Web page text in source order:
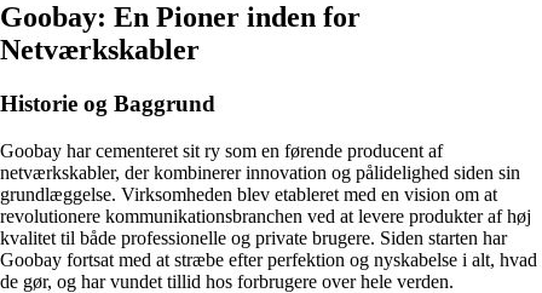
Goobay: En Pioner inden for
Netværkskabler
Historie og Baggrund
Goobay har cementeret sit ry som en førende producent af
netværkskabler, der kombinerer innovation og pålidelighed siden sin
grundlæggelse. Virksomheden blev etableret med en vision om at
revolutionere kommunikationsbranchen ved at levere produkter af høj
kvalitet til både professionelle og private brugere. Siden starten har
Goobay fortsat med at stræbe efter perfektion og nyskabelse i alt, hvad
de gør, og har vundet tillid hos forbrugere over hele verden.